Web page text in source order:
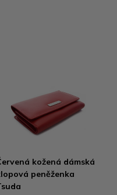
kožená dámská
peněženka